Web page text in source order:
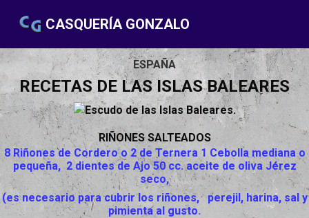
CASQUERÍA GONZALO
ESPAÑA
RECETAS DE LAS ISLAS BALEARES
RIÑONES SALTEADOS
8 Riñones de Cordero o 2 de Ternera 1 Cebolla mediana o
pequeña, 2 dientes de Ajo 50 cc. aceite de oliva Jérez
seco,
(es necesario para cubrir los riñones, perejil, harina, sal y
pimienta al gusto.